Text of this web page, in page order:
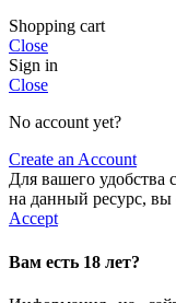
Shopping cart
Close
Sign in
Close
No account yet?
Create an Account
Для вашего удобства
на данный ресурс, вы
Accept
Вам есть 18 лет?